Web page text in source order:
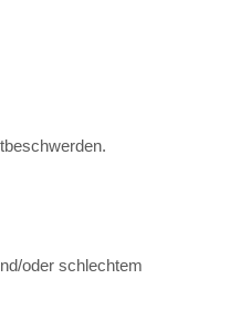
oder schlechtem